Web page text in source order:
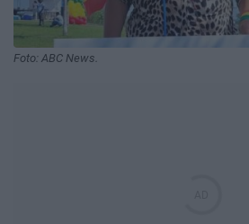
Foto: ABC News.